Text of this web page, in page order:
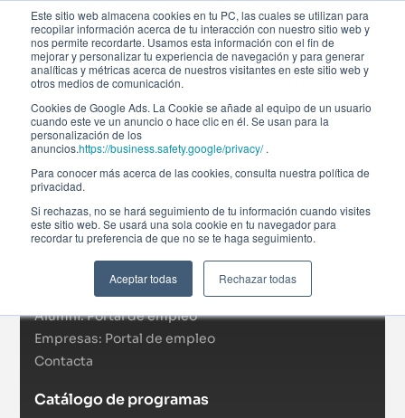
Este sitio web almacena cookies en tu PC, las cuales se utilizan para
recopilar información acerca de tu interacción con nuestro sitio web y
nos permite recordarte. Usamos esta información con el fin de
mejorar y personalizar tu experiencia de navegación y para generar
analíticas y métricas acerca de nuestros visitantes en este sitio web y
otros medios de comunicación.
Cookies de Google Ads. La Cookie se añade al equipo de un usuario
cuando este ve un anuncio o hace clic en él. Se usan para la
personalización de los
anuncios.https://business.safety.google/privacy/.
Para conocer más acerca de las cookies, consulta nuestra política de
privacidad.
Si rechazas, no se hará seguimiento de tu información cuando visites
este sitio web. Se usará una sola cookie en tu navegador para
recordar tu preferencia de que no se te haga seguimiento.
Aceptar todas Rechazar todas
Afi Global Education
Sobre nosotros
RSC
Campus virtual
Alumni: Portal de empleo
Empresas: Portal de empleo
Contacta
Catálogo de programas